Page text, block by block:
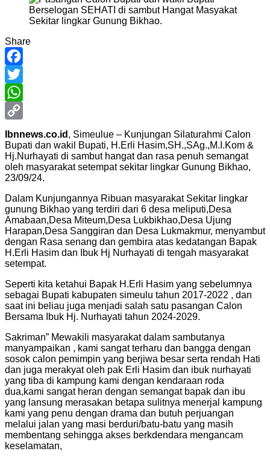
Share
Facebook
Twitter
WhatsApp
Copy
Link
Ibnnews.co.id , Simeulue – Kunjungan Silaturahmi Calon
Bupati dan wakil Bupati, H.Erli Hasim,SH.,SAg.,M.I.Kom &
Hj.Nurhayati di sambut hangat dan rasa penuh semangat
oleh masyarakat setempat sekitar lingkar Gunung Bikhao,
23/09/24.
Dalam Kunjungannya Ribuan masyarakat Sekitar lingkar
gunung Bikhao yang terdiri dari 6 desa meliputi,Desa
Amabaan,Desa Miteum,Desa Lukbikhao,Desa Ujung
Harapan,Desa Sanggiran dan Desa Lukmakmur, menyambut
dengan Rasa senang dan gembira atas kedatangan Bapak
H.Erli Hasim dan Ibuk Hj Nurhayati di tengah masyarakat
setempat.
Seperti kita ketahui Bapak H.Erli Hasim yang sebelumnya
sebagai Bupati kabupaten simeulu tahun 2017-2022 , dan
saat ini beliau juga menjadi salah satu pasangan Calon
Bersama Ibuk Hj. Nurhayati tahun 2024-2029.
Sakriman” Mewakili masyarakat dalam sambutanya
manyampaikan , kami sangat terharu dan bangga dengan
sosok calon pemimpin yang berjiwa besar serta rendah Hati
dan juga merakyat oleh pak Erli Hasim dan ibuk nurhayati
yang tiba di kampung kami dengan kendaraan roda
dua,kami sangat heran dengan semangat bapak dan ibu
yang lansung merasakan betapa sulitnya menerjal kampung
kami yang penu dengan drama dan butuh perjuangan
melalui jalan yang masi berduri/batu-batu yang masih
membentang sehingga akses berkdendara mengancam
keselamatan,